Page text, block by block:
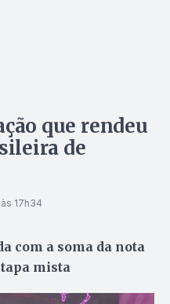
que rendeu
de
17h34
com a soma da nota
mista